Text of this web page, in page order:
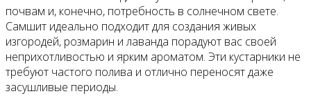
почвам и, конечно, потребность в солнечном свете.
Самшит идеально подходит для создания живых
изгородей, розмарин и лаванда порадуют вас своей
неприхотливостью и ярким ароматом. Эти кустарники не
требуют частого полива и отлично переносят даже
засушливые периоды.